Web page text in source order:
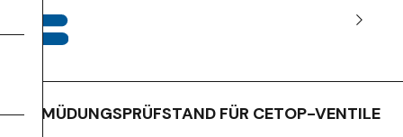
ERMÜDUNGSPRÜFSTAND FÜR CETOP-VENTILE